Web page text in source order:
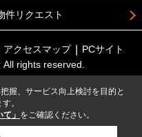
件リクエスト
アクセスマップ
PCサイト
rights reserved.
握、サービス向上検討を目的と
。
」 をご確認ください。